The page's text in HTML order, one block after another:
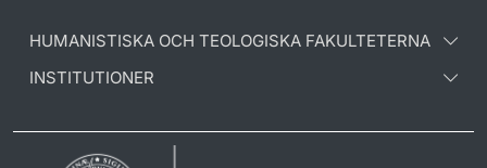
HUMANISTISKA OCH TEOLOGISKA FAKULTETERNA
INSTITUTIONER